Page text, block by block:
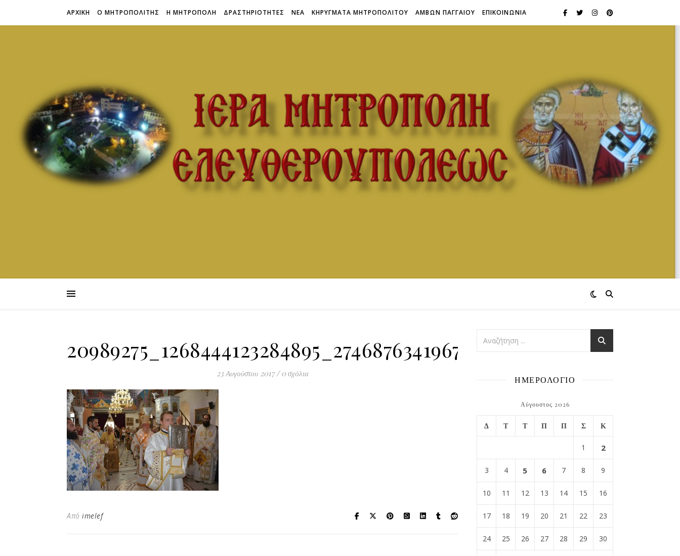
ΑΡΧΙΚΗ Ο ΜΗΤΡΟΠΟΛΙΤΗΣ Η ΜΗΤΡΟΠΟΛΗ ΔΡΑΣΤΗΡΙΟΤΗΤΕΣ ΝΕΑ ΚΗΡΥΓΜΑΤΑ ΜΗΤΡΟΠΟΛΙΤΟΥ ΑΜΒΩΝ ΠΑΓΓΑΙΟΥ ΕΠΙΚΟΙΝΩΝΙΑ
20989275_1268444123284895_2746876341967524537_o
23 Αυγούστου 2017 / 0 σχόλια
Από imelef
ΗΜΕΡΟΛΟΓΙΟ
Αύγουστος 2026
Δ Τ Τ Π Π Σ Κ
1 2
3 4 5 6 7 8 9
10 11 12 13 14 15 16
17 18 19 20 21 22 23
24 25 26 27 28 29 30